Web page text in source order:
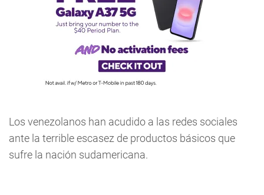
Los venezolanos han acudido a las redes sociales
ante la terrible escasez de productos básicos que
sufre la nación sudamericana.